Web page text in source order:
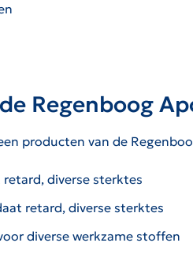
Regenboog
producten van de
diverse sterktes
retard, diverse sterktes
diverse werkzame stoffen